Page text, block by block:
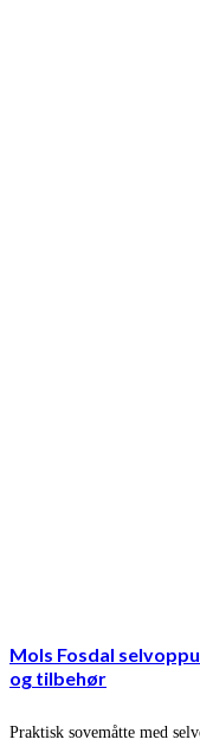
Mols Fosdal
og tilbehør
Praktisk sovemåtte med